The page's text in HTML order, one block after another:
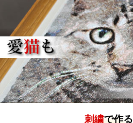
刺繍で作る